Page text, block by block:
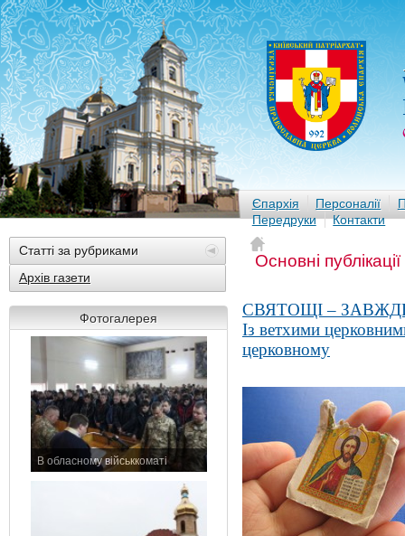
Єпархія Персоналії
Передруки
Контакти
Статті за рубриками
Архів газети
Фотогалерея
В обласному військкоматі
Основні
СВЯТОЩІ –
Із ветхими
церковному